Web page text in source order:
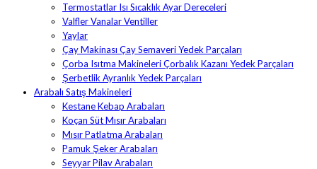
Termostatlar Isı Sıcaklık Ayar Dereceleri
Valfler Vanalar Ventiller
Yaylar
Çay Makinası Çay Semaveri Yedek Parçaları
Çorba Isıtma Makineleri Çorbalık Kazanı Yedek Parçaları
Şerbetlik Ayranlık Yedek Parçaları
Arabalı Satış Makineleri
Kestane Kebap Arabaları
Koçan Süt Mısır Arabaları
Mısır Patlatma Arabaları
Pamuk Şeker Arabaları
Seyyar Pilav Arabaları